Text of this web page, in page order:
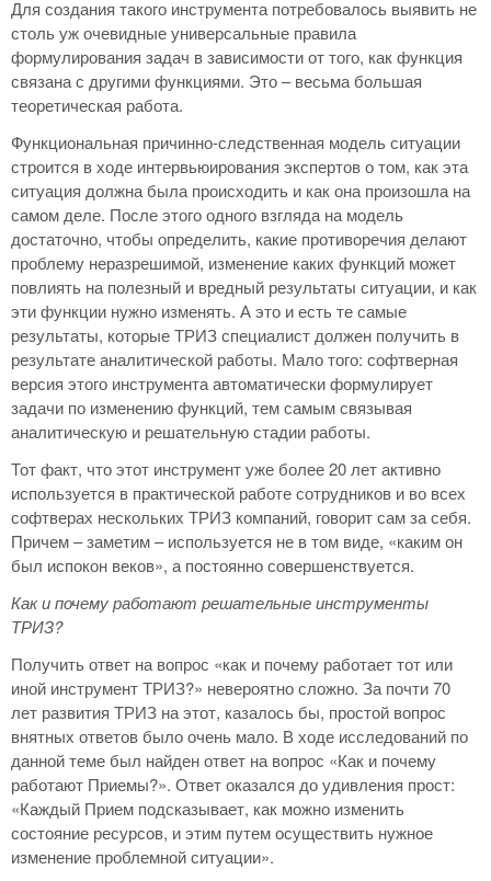
Для создания такого инструмента потребовалось выявить не
столь уж очевидные универсальные правила
формулирования задач в зависимости от того, как функция
связана с другими функциями. Это – весьма большая
теоретическая работа.
Функциональная причинно-следственная модель ситуации
строится в ходе интервьюирования экспертов о том, как эта
ситуация должна была происходить и как она произошла на
самом деле. После этого одного взгляда на модель
достаточно, чтобы определить, какие противоречия делают
проблему неразрешимой, изменение каких функций может
повлиять на полезный и вредный результаты ситуации, и как
эти функции нужно изменять. А это и есть те самые
результаты, которые ТРИЗ специалист должен получить в
результате аналитической работы. Мало того: софтверная
версия этого инструмента автоматически формулирует
задачи по изменению функций, тем самым связывая
аналитическую и решательную стадии работы.
Тот факт, что этот инструмент уже более 20 лет активно
используется в практической работе сотрудников и во всех
софтверах нескольких ТРИЗ компаний, говорит сам за себя.
Причем – заметим – используется не в том виде, «каким он
был испокон веков», а постоянно совершенствуется.
Как и почему работают решательные инструменты
ТРИЗ?
Получить ответ на вопрос «как и почему работает тот или
иной инструмент ТРИЗ?» невероятно сложно. За почти 70
лет развития ТРИЗ на этот, казалось бы, простой вопрос
внятных ответов было очень мало. В ходе исследований по
данной теме был найден ответ на вопрос «Как и почему
работают Приемы?». Ответ оказался до удивления прост:
«Каждый Прием подсказывает, как можно изменить
состояние ресурсов, и этим путем осуществить нужное
изменение проблемной ситуации».